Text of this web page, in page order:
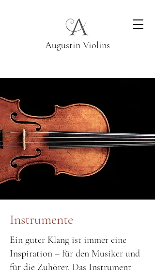
Augustin Violins
Instrumente
Ein guter Klang ist immer eine
Inspiration – für den Musiker und
für die Zuhörer. Das Instrument